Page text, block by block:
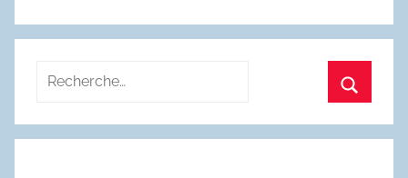
Recherche
: